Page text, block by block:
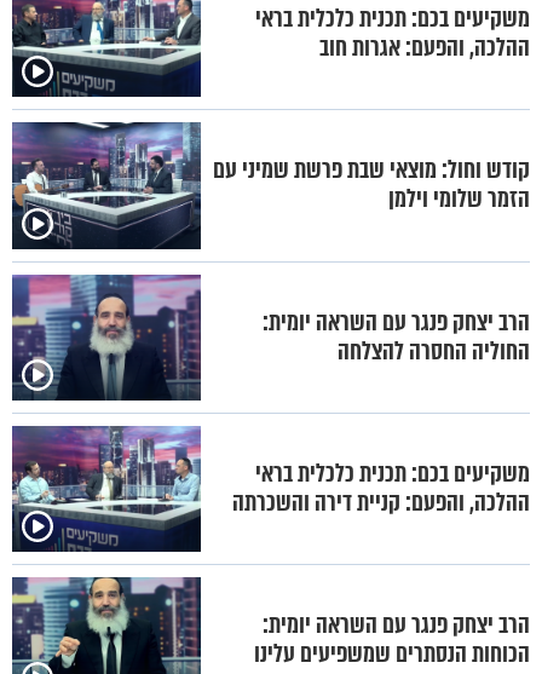
משקיעים בכם: תכנית כלכלית בראי
ההלכה, והפעם: אגרות חוב
קודש וחול: מוצאי שבת פרשת שמיני עם
הזמר שלומי וילמן
הרב יצחק פנגר עם השראה יומית:
החוליה החסרה להצלחה
משקיעים בכם: תכנית כלכלית בראי
ההלכה, והפעם: קניית דירה והשכרתה
הרב יצחק פנגר עם השראה יומית:
הכוחות הנסתרים שמשפיעים עלינו